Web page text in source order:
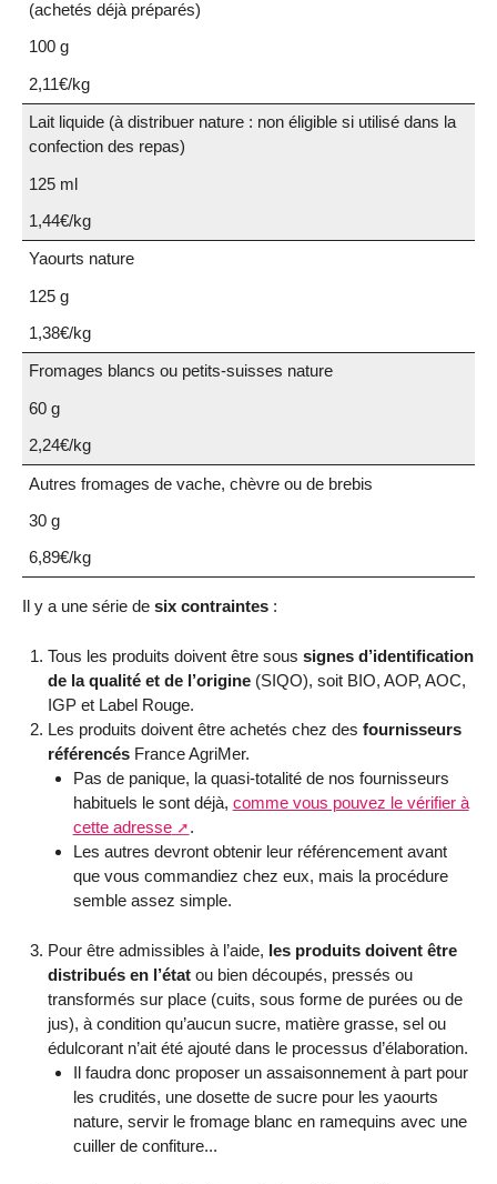
(achetés déjà préparés)
100 g
2,11€/kg
Lait liquide (à distribuer nature : non éligible si utilisé dans la
confection des repas)
125 ml
1,44€/kg
Yaourts nature
125 g
1,38€/kg
Fromages blancs ou petits-suisses nature
60 g
2,24€/kg
Autres fromages de vache, chèvre ou de brebis
30 g
6,89€/kg
Il y a une série de six contraintes :
Tous les produits doivent être sous signes d’identification
de la qualité et de l’origine (SIQO), soit BIO, AOP, AOC,
IGP et Label Rouge.
Les produits doivent être achetés chez des fournisseurs
référencésFrance AgriMer.
Pas de panique, la quasi-totalité de nos fournisseurs
habituels le sont déjà, comme vous pouvez le vérifier à
cette adresse
.
Les autres devront obtenir leur référencement avant
que vous commandiez chez eux, mais la procédure
semble assez simple.
Pour être admissibles à l’aide, les produits doivent être
distribués en l’étatou bien découpés, pressés ou
transformés sur place (cuits, sous forme de purées ou de
jus), à condition qu’aucun sucre, matière grasse, sel ou
édulcorant n’ait été ajouté dans le processus d’élaboration.
Il faudra donc proposer un assaisonnement à part pour
les crudités, une dosette de sucre pour les yaourts
nature, servir le fromage blanc en ramequins avec une
cuiller de confiture...